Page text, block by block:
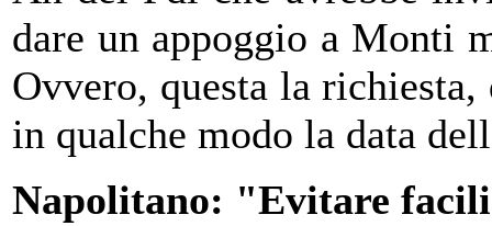
dare un appoggio a Monti
Ovvero, questa la richiesta,
in qualche modo la data
Napolitano: "Evitare